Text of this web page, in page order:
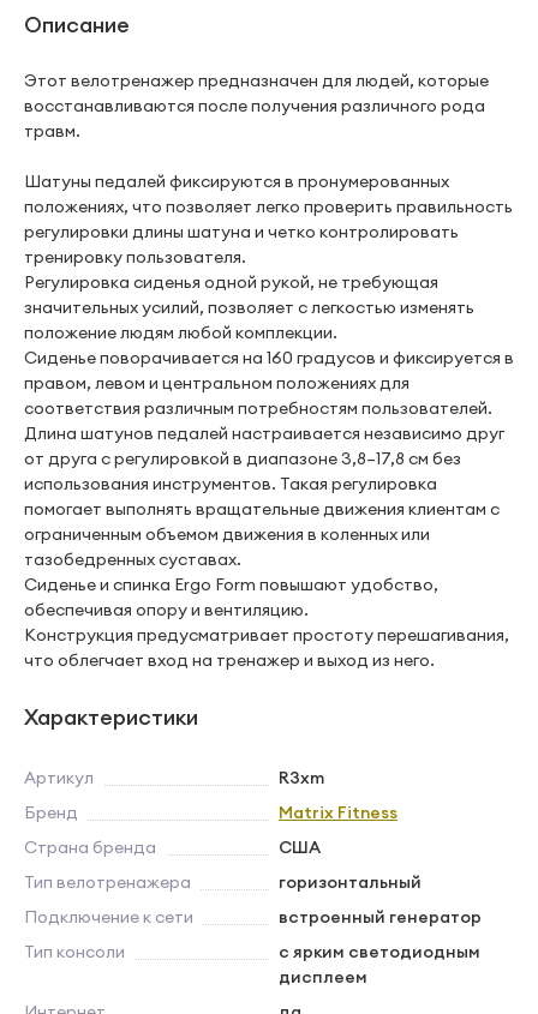
Описание
Этот велотренажер предназначен для людей, которые
восстанавливаются после получения различного рода
травм.
Шатуны педалей фиксируются в пронумерованных
положениях, что позволяет легко проверить правильность
регулировки длины шатуна и четко контролировать
тренировку пользователя.
Регулировка сиденья одной рукой, не требующая
значительных усилий, позволяет с легкостью изменять
положение людям любой комплекции.
Сиденье поворачивается на 160 градусов и фиксируется в
правом, левом и центральном положениях для
соответствия различным потребностям пользователей.
Длина шатунов педалей настраивается независимо друг
от друга с регулировкой в диапазоне 3,8–17,8 см без
использования инструментов. Такая регулировка
помогает выполнять вращательные движения клиентам с
ограниченным объемом движения в коленных или
тазобедренных суставах.
Сиденье и спинка Ergo Form повышают удобство,
обеспечивая опору и вентиляцию.
Конструкция предусматривает простоту перешагивания,
что облегчает вход на тренажер и выход из него.
Характеристики
Артикул
R3xm
Бренд
Matrix Fitness
Страна бренда
США
Тип велотренажера
горизонтальный
Подключение к сети
встроенный генератор
Тип консоли
с ярким светодиодным
дисплеем